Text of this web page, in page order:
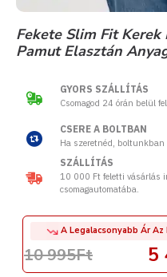
Fekete Slim Fit Kerek
Pamut Elasztán
5
A Legalacsonyabb Ár Az
10 995Ft
GYORS SZÁLLÍTÁS
Csomagod 24 órán belül
CSERE A BOLTBAN
Ha szeretnéd, boltunkban
SZÁLLÍTÁS
10 000 Ft feletti vásárlás
csomagautomatába.